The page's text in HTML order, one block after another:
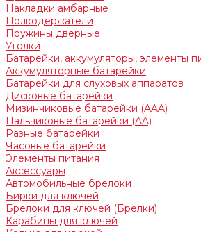
Накладки амбарные
Полкодержатели
Пружины дверные
Уголки
Батарейки, аккумуляторы, элементы
Аккумуляторные батарейки
Батарейки для слуховых аппаратов
Дисковые батарейки
Мизинчиковые батарейки (AAA)
Пальчиковые батарейки (AA)
Разные батарейки
Часовые батарейки
Элементы питания
Аксессуары
Автомобильные брелоки
Бирки для ключей
Брелоки для ключей (Брелки)
Карабины для ключей